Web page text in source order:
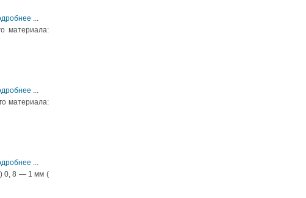
...
материала:
...
материала:
...
0, 8 — 1 мм (